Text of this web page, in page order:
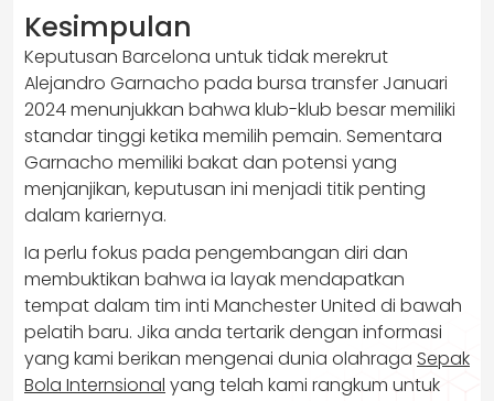
Kesimpulan
Keputusan Barcelona untuk tidak merekrut
Alejandro Garnacho pada bursa transfer Januari
2024 menunjukkan bahwa klub-klub besar memiliki
standar tinggi ketika memilih pemain. Sementara
Garnacho memiliki bakat dan potensi yang
menjanjikan, keputusan ini menjadi titik penting
dalam kariernya.
Ia perlu fokus pada pengembangan diri dan
membuktikan bahwa ia layak mendapatkan
tempat dalam tim inti Manchester United di bawah
pelatih baru. Jika anda tertarik dengan informasi
yang kami berikan mengenai dunia olahraga Sepak
Bola Internsional yang telah kami rangkum untuk